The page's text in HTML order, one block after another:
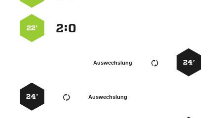
:
22’
24’
Auswechslung
Auswechslung
24’